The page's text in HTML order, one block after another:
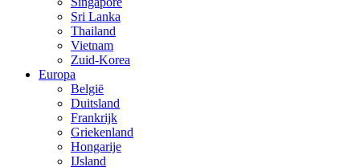
Sri Lanka
Thailand
Vietnam
Zuid-Korea
Europa
België
Duitsland
Frankrijk
Griekenland
Hongarije
IJsland